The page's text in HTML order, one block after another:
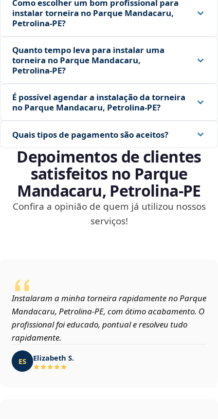
Como escolher um bom profissional para
instalar torneira no Parque Mandacaru,
Petrolina‑PE?
Quanto tempo leva para instalar uma
torneira no Parque Mandacaru,
Petrolina‑PE?
É possível agendar a instalação da torneira
no Parque Mandacaru, Petrolina‑PE?
Quais tipos de pagamento são aceitos?
Depoimentos de clientes
satisfeitos no Parque
Mandacaru, Petrolina‑PE
Confira a opinião de quem já utilizou nossos
serviços!
Instalaram a minha torneira rapidamente no Parque
Mandacaru, Petrolina‑PE, com ótimo acabamento. O
profissional foi educado, pontual e resolveu tudo
rapidamente.
ES Elizabeth S.